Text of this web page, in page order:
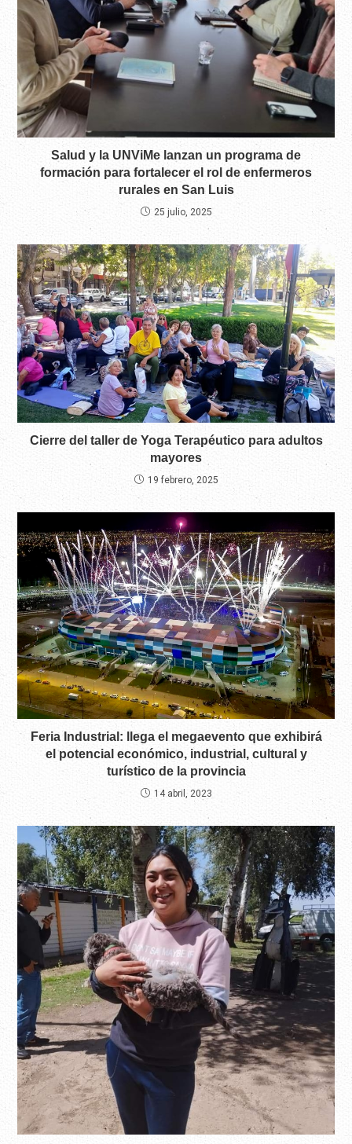
Salud y la UNViMe lanzan un programa de
formación para fortalecer el rol de enfermeros
rurales en San Luis
25 julio, 2025
Cierre del taller de Yoga Terapéutico para adultos
mayores
19 febrero, 2025
Feria Industrial: llega el megaevento que exhibirá
el potencial económico, industrial, cultural y
turístico de la provincia
14 abril, 2023